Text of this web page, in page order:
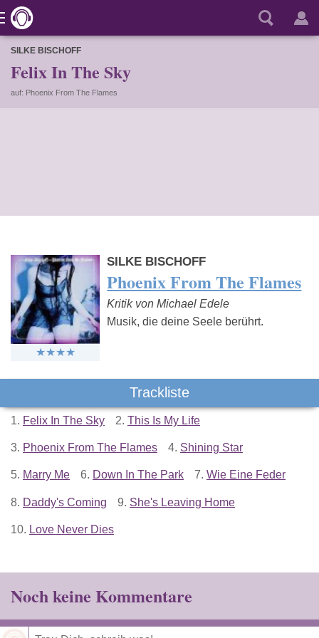
SILKE BISCHOFF
Felix In The Sky
auf: Phoenix From The Flames
SILKE BISCHOFF
Phoenix From The Flames
Kritik von Michael Edele
Musik, die deine Seele berührt.
Trackliste
1. Felix In The Sky 2. This Is My Life
3. Phoenix From The Flames 4. Shining Star
5. Marry Me 6. Down In The Park 7. Wie Eine Feder
8. Daddy's Coming 9. She's Leaving Home
10. Love Never Dies
Noch keine Kommentare